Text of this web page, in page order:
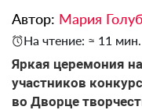
Автор: Мария
На чтение: ≈ 11 мин.
Яркая церемония
участников
во Дворце